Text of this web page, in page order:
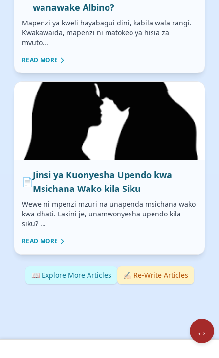
↔️
wanawake Albino?
Mapenzi ya kweli hayabagui dini, kabila wala rangi.
Kwakawaida, mapenzi ni matokeo ya hisia za
mvuto...
READ MORE
📄
Jinsi ya Kuonyesha Upendo kwa
Msichana Wako kila Siku
Wewe ni mpenzi mzuri na unapenda msichana wako
kwa dhati. Lakini je, unamwonyesha upendo kila
siku? ...
READ MORE
📖 Explore More Articles ✍🏻 Re-Write Articles